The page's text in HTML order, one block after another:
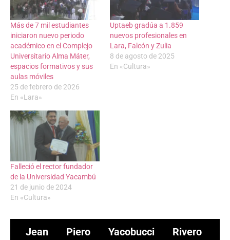
Más de 7 mil estudiantes
iniciaron nuevo periodo
académico en el Complejo
Universitario Alma Máter,
espacios formativos y sus
aulas móviles
25 de febrero de 2026
En «Lara»
Uptaeb gradúa a 1.859
nuevos profesionales en
Lara, Falcón y Zulia
8 de agosto de 2025
En «Cultura»
Falleció el rector fundador
de la Universidad Yacambú
21 de junio de 2024
En «Cultura»
Jean Piero Yacobucci Rivero